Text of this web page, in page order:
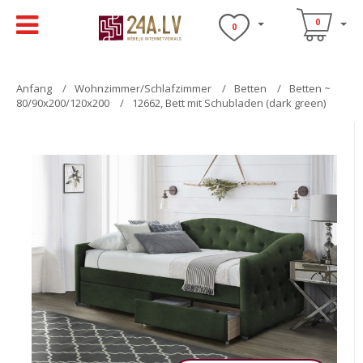
0 0
Anfang Wohnzimmer/Schlafzimmer Betten
Betten ~
80/90x200/120x200
12662, Bett mit Schubladen (dark green)